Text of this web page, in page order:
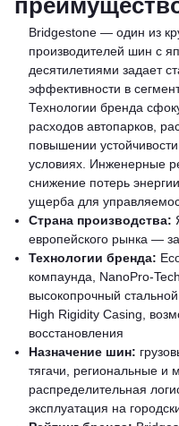
Bridgestone — один из
производителей шин с
десятилетиями задает
эффективности в
Технологии бренда
расходов автопарков,
повышении
условиях. Инженерные
снижение потерь
ущерба для
Страна производства:
европейского рынка —
Технологии бренда:
компаунда, NanoPro-
высокопрочный
High Rigidity Casing,
восстановления
Назначение шин:
тягачи, региональные и
распределительная
эксплуатация на